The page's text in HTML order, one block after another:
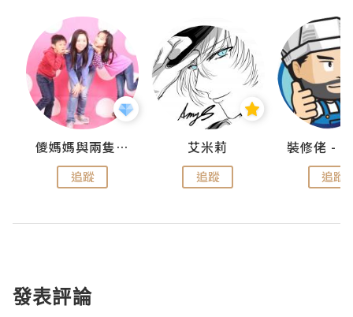
儍媽媽與兩隻小魔怪之家
追蹤
艾米莉
追蹤 追蹤
發表評論